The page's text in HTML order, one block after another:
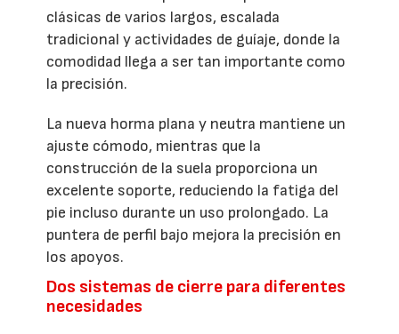
clásicas de varios largos, escalada
tradicional y actividades de guíaje, donde la
comodidad llega a ser tan importante como
la precisión.
La nueva horma plana y neutra mantiene un
ajuste cómodo, mientras que la
construcción de la suela proporciona un
excelente soporte, reduciendo la fatiga del
pie incluso durante un uso prolongado. La
puntera de perfil bajo mejora la precisión en
los apoyos.
Dos sistemas de cierre para diferentes
necesidades